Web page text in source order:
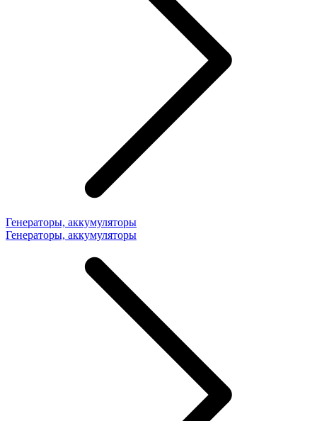
Генераторы, аккумуляторы
Генераторы, аккумуляторы